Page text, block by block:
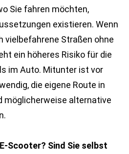
Sie fahren möchten,
existieren. Wenn
vielbefahrene Straßen ohne
ein höheres Risiko für die
im Auto. Mitunter ist vor
die eigene Route in
möglicherweise alternative
Scooter? Sind Sie selbst